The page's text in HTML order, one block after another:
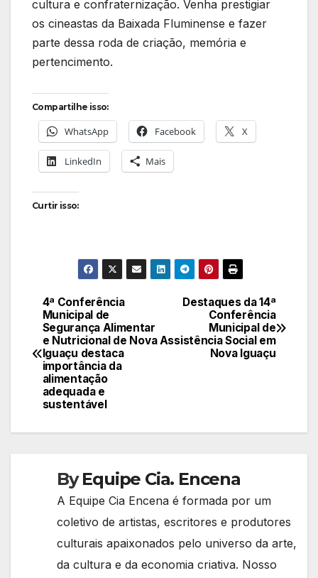
cultura e confraternização. Venha prestigiar
os cineastas da Baixada Fluminense e fazer
parte dessa roda de criação, memória e
pertencimento.
Compartilhe isso:
WhatsApp Facebook X
LinkedIn Mais
Curtir isso:
Navegação
de
Post
Destaques da 14ª
Conferência
Municipal de
Assistência Social em
Nova Iguaçu
4ª Conferência
Municipal de
Segurança Alimentar
e Nutricional de Nova
Iguaçu destaca
importância da
alimentação
adequada e
sustentável
ByEquipe Cia. Encena
A Equipe Cia Encena é formada por um
coletivo de artistas, escritores e produtores
culturais apaixonados pelo universo da arte,
da cultura e da economia criativa. Nosso